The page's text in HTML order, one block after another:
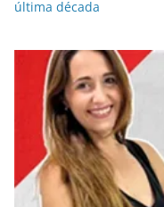
última década